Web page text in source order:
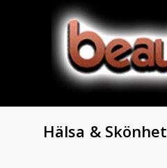
Hälsa & Skönhet